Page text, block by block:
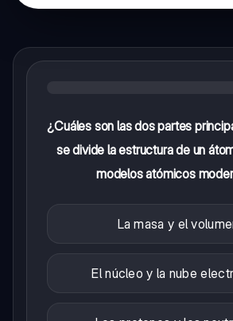
¿Cuáles son las dos partes
se divide la estructura de un
modelos atómicos
La masa y el
El núcleo y la nube